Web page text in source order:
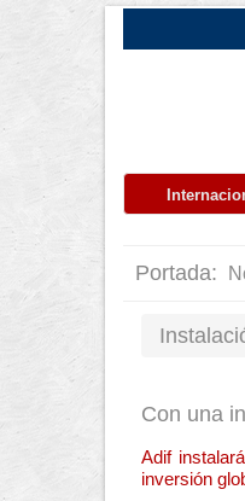
Portada:
Con una
Adif
inversión